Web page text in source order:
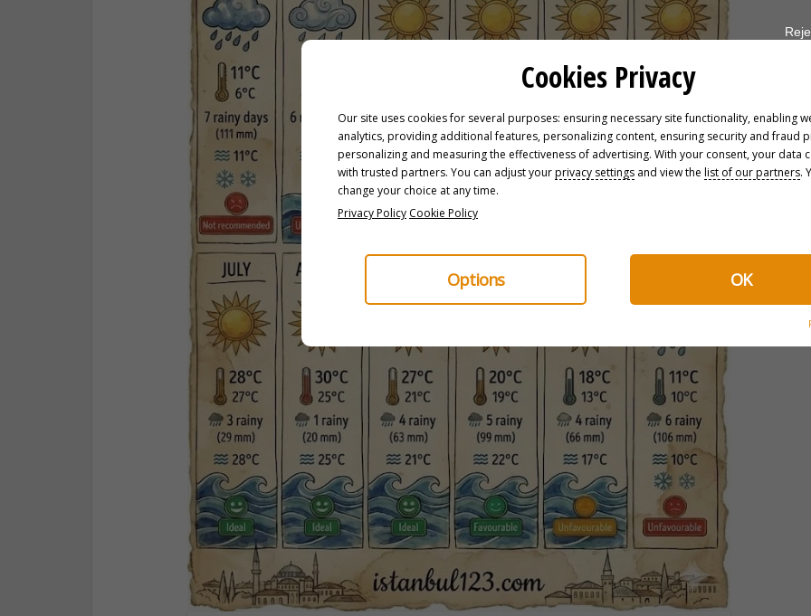
Cookies Privacy
Our site uses cookies for several purposes: ensuring necessary site functionality, enabling
analytics, providing additional features, personalizing content, ensuring security and fraud
personalizing and measuring the effectiveness of advertising. With your consent, your data
with trusted partners. You can adjust yourprivacy settings and view the list of our partners.
change your choice at any time.
Privacy Policy Cookie Policy
Options OK